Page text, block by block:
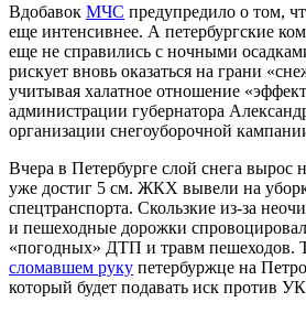
Вдобавок МЧС предупредило о том,
еще интенсивнее. А петербургские
еще не справились с ночными
рискует вновь оказаться на грани
учитывая халатное отношение
администрации губернатора
организации снегоуборочной
Вчера в Петербурге слой снега вырос
уже достиг 5 см. ЖКХ вывели на
спецтранспорта. Скользкие из-за
и пешеходные дорожки
«погодных» ДТП и травм пешеходов.
сломавшем руку петербуржце на
который будет подавать иск против